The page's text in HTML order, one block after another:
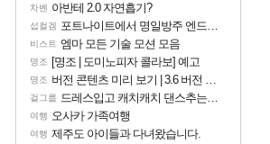
차벤 아반테 2.0 자연흡기?
섭컬겜 포트나이트에서 명일방주 엔드필드 [펠리카] 판매 예정
비스트 엠마 모든 기술 모션 모음
명조 [명조 | 도미노피자 콜라보] 예고
명조 버전 콘텐츠 미리 보기 | 3.6 버전 「신기루 속 등불 그림자, 속세에 깃든 검의 결심」이 8월 20일에 업데이트됩니다!
걸그룹 드레스입고 캐치캐치 댄스추는 이안
여행 오사카 가족여행
여행 제주도 아이들과 다녀왔습니다.